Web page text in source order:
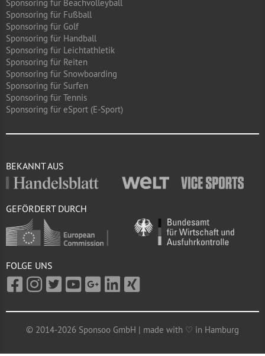
Sponsoring für Beachvolleyball
Sponsoring für Fußball
Sponsoring für Golf
Sponsoring für Handball
Sponsoring für Leichtathletik
Sponsoring für Reiten
Sponsoring für Snowboarding
Sponsoring für Surfen
Sponsoring für Tennis
Sponsoring für eSport (E-Sport)
BEKANNT AUS
GEFÖRDERT DURCH
FOLGE UNS
© 2014-2026 Sponsoo GmbH | made with ♡ in Hamburg